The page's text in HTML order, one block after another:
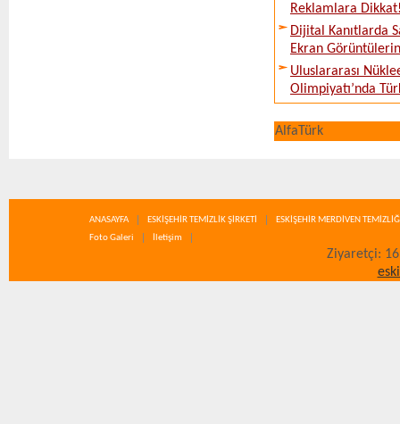
Reklamlara
Dijital Kanıtlarda
Ekran
Uluslararası
Olimpiyatı’nda
AlfaTürk
ANASAYFA ESKİŞEHİR TEMİZLİK ŞİRKETİ
ESKİŞEHİR MERDİVEN
Foto Galeri
İletişim
Ziyaretçi: